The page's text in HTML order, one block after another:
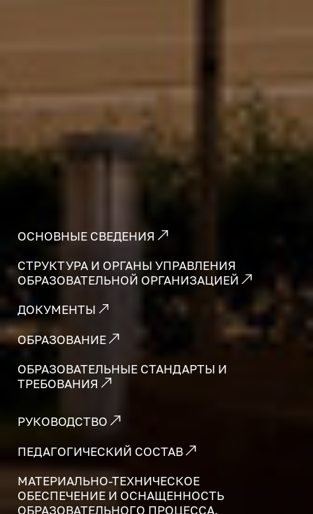
ОСНОВНЫЕ СВЕДЕНИЯ
СТРУКТУРА И ОРГАНЫ УПРАВЛЕНИЯ
ОБРАЗОВАТЕЛЬНОЙ ОРГАНИЗАЦИЕЙ
ДОКУМЕНТЫ
ОБРАЗОВАНИЕ
ОБРАЗОВАТЕЛЬНЫЕ СТАНДАРТЫ И
ТРЕБОВАНИЯ
РУКОВОДСТВО
ПЕДАГОГИЧЕСКИЙ СОСТАВ
МАТЕРИАЛЬНО-ТЕХНИЧЕСКОЕ
ОБЕСПЕЧЕНИЕ И ОСНАЩЕННОСТЬ
ОБРАЗОВАТЕЛЬНОГО ПРОЦЕССА.